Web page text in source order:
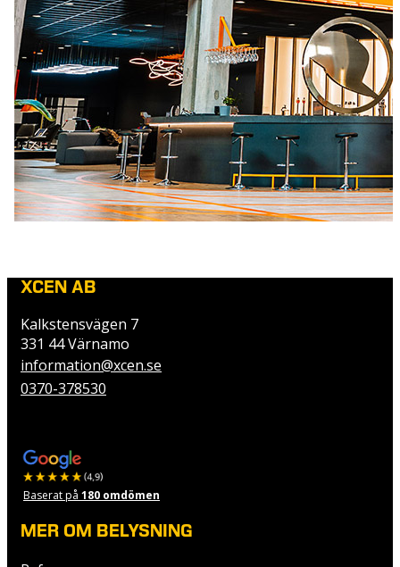
XCEN AB
Kalkstensvägen 7
331 44 Värnamo
information@xcen.se
0370-378530
Baserat på 180 omdömen
MER OM BELYSNING